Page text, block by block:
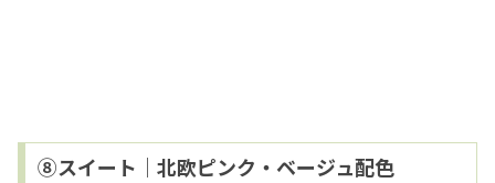
⑧スイート｜北欧ピンク・ベージュ配色